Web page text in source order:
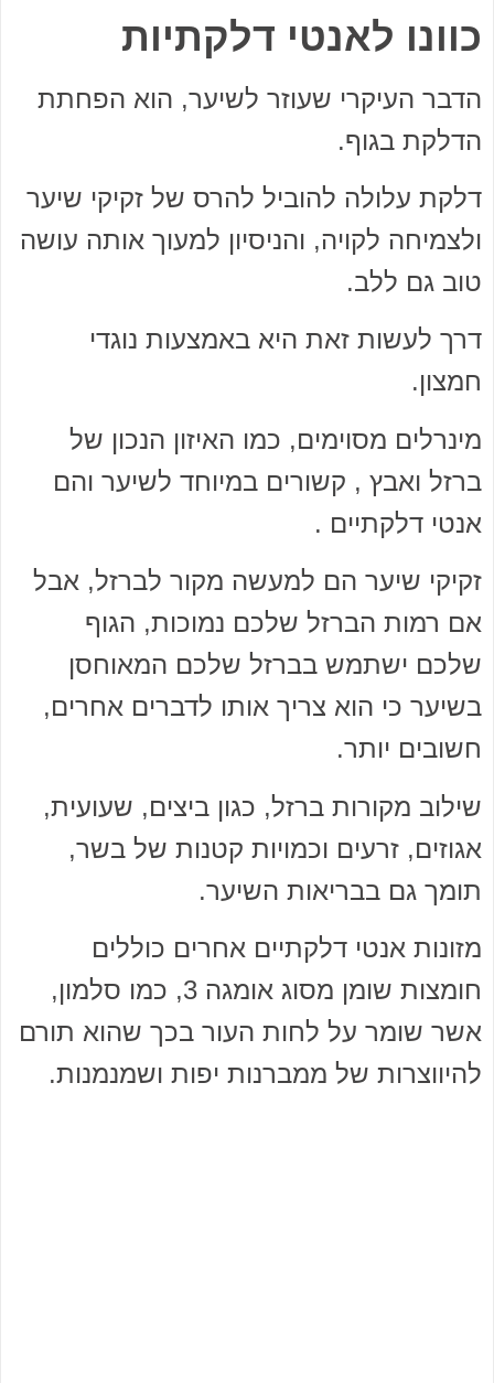
כוונו לאנטי דלקתיות
הדבר העיקרי שעוזר לשיער, הוא הפחתת
הדלקת בגוף.
דלקת עלולה להוביל להרס של זקיקי שיער
ולצמיחה לקויה, והניסיון למעוך אותה עושה
טוב גם ללב.
דרך לעשות זאת היא באמצעות נוגדי
חמצון.
מינרלים מסוימים, כמו האיזון הנכון של
ברזל ואבץ , קשורים במיוחד לשיער והם
אנטי דלקתיים .
זקיקי שיער הם למעשה מקור לברזל, אבל
אם רמות הברזל שלכם נמוכות, הגוף
שלכם ישתמש בברזל שלכם המאוחסן
בשיער כי הוא צריך אותו לדברים אחרים,
חשובים יותר.
שילוב מקורות ברזל, כגון ביצים, שעועית,
אגוזים, זרעים וכמויות קטנות של בשר,
תומך גם בבריאות השיער.
מזונות אנטי דלקתיים אחרים כוללים
חומצות שומן מסוג אומגה 3, כמו סלמון,
אשר שומר על לחות העור בכך שהוא תורם
להיווצרות של ממברנות יפות ושמנמנות.